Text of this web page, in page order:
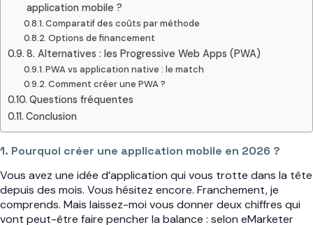
application mobile ?
Comparatif des coûts par méthode
Options de financement
8. Alternatives : les Progressive Web Apps (PWA)
PWA vs application native : le match
Comment créer une PWA ?
Questions fréquentes
Conclusion
1. Pourquoi créer une application mobile en 2026 ?
Vous avez une idée d’application qui vous trotte dans la tête
depuis des mois. Vous hésitez encore. Franchement, je
comprends. Mais laissez-moi vous donner deux chiffres qui
vont peut-être faire pencher la balance : selon eMarketer